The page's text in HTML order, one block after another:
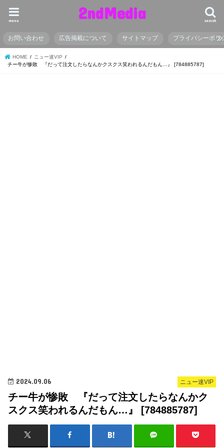
2ndMedia search
menu
お問い合わせ 広告掲載について サイトマップ プライバシーポリ
HOME
ニュー速VIP
チー牛が惨敗 『だって注文したらなんかクスクス笑われるんだもん…』 [784885787]
ニュー速VIP
2024.09.06
チー牛が惨敗 『だって注文したらなんかク
スクス笑われるんだもん…』 [784885787]